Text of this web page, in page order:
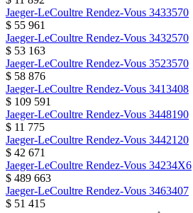
Jaeger-LeCoultre Rendez-Vous 3433570
$ 55 961
Jaeger-LeCoultre Rendez-Vous 3432570
$ 53 163
Jaeger-LeCoultre Rendez-Vous 3523570
$ 58 876
Jaeger-LeCoultre Rendez-Vous 3413408
$ 109 591
Jaeger-LeCoultre Rendez-Vous 3448190
$ 11 775
Jaeger-LeCoultre Rendez-Vous 3442120
$ 42 671
Jaeger-LeCoultre Rendez-Vous 34234X6
$ 489 663
Jaeger-LeCoultre Rendez-Vous 3463407
$ 51 415